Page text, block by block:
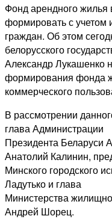
Фонд арендного
формировать с учетом
граждан. Об этом
белорусского
Александр Лукашенко
формирования фонда
коммерческого
В рассмотрении
глава Администрации
Президента Беларуси
Анатолий Калинин,
Минского городского
Ладутько и глава
Министерства
Андрей Шорец.